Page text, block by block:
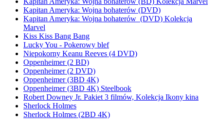
Kapitan Ameryka: Wojna bohaterów (DVD)
Kapitan Ameryka: Wojna bohaterów (DVD) Kolekcja
Marvel
Kiss Kiss Bang Bang
Lucky You - Pokerowy blef
Niepokorny Keanu Reeves (4 DVD)
Oppenheimer (2 BD)
Oppenheimer (2 DVD)
Oppenheimer (3BD 4K)
Oppenheimer (3BD 4K) Steelbook
Robert Downey Jr. Pakiet 3 filmów, Kolekcja Ikony kina
Sherlock Holmes
Sherlock Holmes (2BD 4K)